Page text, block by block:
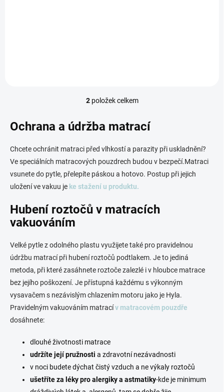
O
l
á
a
c
í
r
k
p
i
s
u
2položek celkem
Ochrana a údržba matrací
Chcete ochránit matraci před vlhkostí a parazity při uskladnění?
Ve speciálních matracových pouzdrech budou v bezpečí.Matraci
vsunete do pytle, přelepíte páskou a hotovo. Postup při jejich
uložení ve vakuu je ke stažení u produktu.
Hubení roztočů v matracích
vakuováním
Velké pytle z odolného plastu využijete také pro pravidelnou
údržbu matrací při hubení roztočů podtlakem. Je to jediná
metoda, při které zasáhnete roztoče zalezlé i v hloubce matrace
bez jejího poškození. Je přístupná každému s výkonným
vysavačem s nezávislým chlazením motoru jako je Hyla.
Pravidelným vakuováním matracív matracovém pouzdře
dosáhnete:
dlouhé životnosti matrace
udržíte její pružnosti a zdravotní nezávadnosti
v noci budete dýchat čistý vzduch a ne výkaly roztočů
ušetříte za léky pro alergiky a astmatiky-kde je minimum